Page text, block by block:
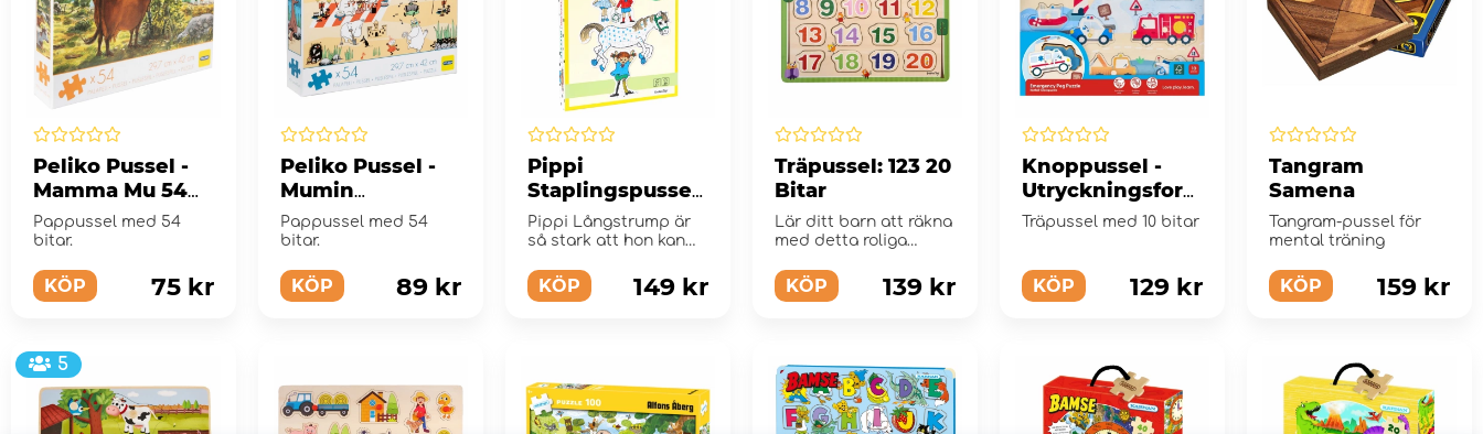
Peliko Pussel -
Mamma Mu 54
Bitar
Pappussel med 54
bitar.
KÖP 75 kr
Peliko Pussel -
Mumin
Stranddag 54
Bitar
Pappussel med 54
bitar.
KÖP 89 kr
Pippi
Staplingspussel
4, 9, 9, 13 och 34
Bitar
Pippi Långstrump är
så stark att hon kan
KÖP 149 kr
Träpussel: 123 20
Bitar
Lär ditt barn att räkna
med detta roliga
färger.
KÖP 139 kr
Knoppussel -
Utryckningsford
on 10 Bitar
Träpussel med 10 bitar
KÖP 129 kr
Tangram
Samena
Tangram-pussel för
mental träning
KÖP 159 kr
5